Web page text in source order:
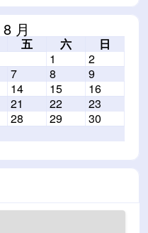
月
五 六
日
1
2
7 8
9
14 15
16
21 22
23
28 29
30